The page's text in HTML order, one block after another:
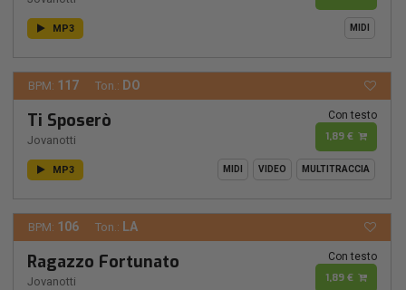
MP3 MIDI
BPM: 117 Ton.: DO
Ti Sposerò
Jovanotti
Con testo
1,89 €
MP3 MIDI VIDEO MULTITRACCIA
BPM: 106 Ton.: LA
Ragazzo Fortunato
Jovanotti
Con testo
1,89 €